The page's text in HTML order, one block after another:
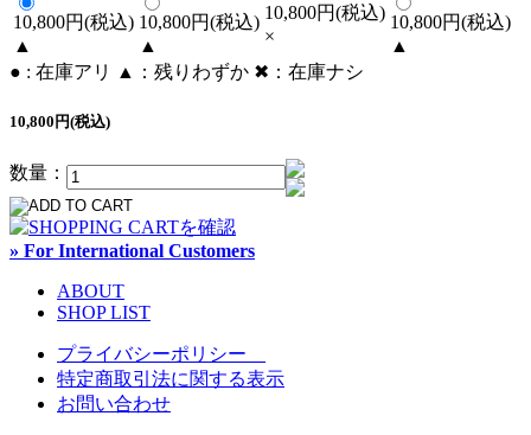
10,800円(税込)
▲
10,800円(税込)
▲
10,800円(税込)
×
10,800円(税込)
▲
● : 在庫アリ ▲：残りわずか ✖︎：在庫ナシ
10,800円(税込)
数量：
» For International Customers
ABOUT
SHOP LIST
プライバシーポリシー
特定商取引法に関する表示
お問い合わせ